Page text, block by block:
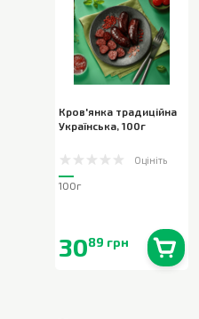
Кров'янка традиційна
Українська, 100г
Оцініть
100г
3089 грн